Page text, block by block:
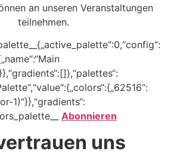
an unseren Veranstaltungen
teilnehmen.
1)“}},“gradients“:
Abonnieren
uns